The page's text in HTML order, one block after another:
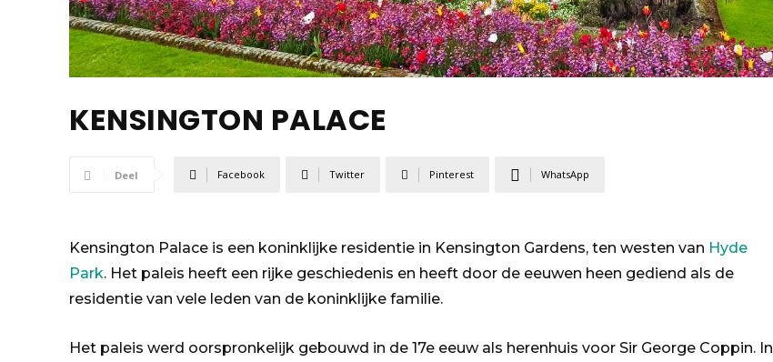
KENSINGTON PALACE
Deel Facebook Twitter Pinterest WhatsApp
Kensington Palace is een koninklijke residentie in Kensington Gardens, ten westen van Hyde
Park. Het paleis heeft een rijke geschiedenis en heeft door de eeuwen heen gediend als de
residentie van vele leden van de koninklijke familie.
Het paleis werd oorspronkelijk gebouwd in de 17e eeuw als herenhuis voor Sir George Coppin. In